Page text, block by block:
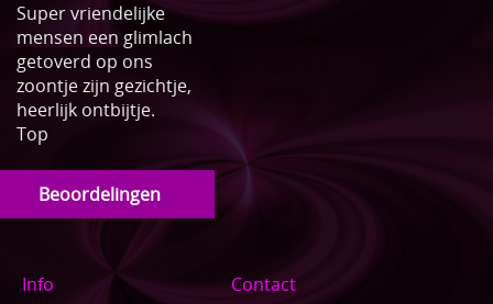
Super vriendelijke
mensen een glimlach
getoverd op ons
zoontje zijn gezichtje,
heerlijk ontbijtje.
Top
Beoordelingen
Info
Contact